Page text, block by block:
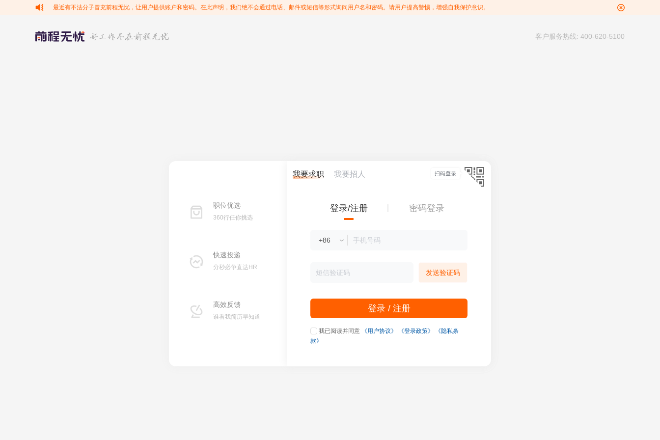
最近有不法分子冒充前程无忧，让用户提供账户和密码。在此声明，我们绝不会通过电话、邮件或短信等形式询问用户名和密码。请用户提高警惕，增强自我保护意识。
客户服务热线: 400-620-5100
职位优选
360行任你挑选
快速投递
分秒必争直达HR
高效反馈
谁看我简历早知道
我要求职 我要招人
登录/注册 密码登录
发送验证码
登录 / 注册
我已阅读并同意 《用户协议》 《登录政策》
《隐私条
款》